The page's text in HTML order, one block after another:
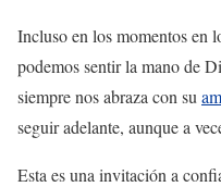
Incluso en los momentos en
podemos sentir la mano de
siempre nos abraza con su
seguir adelante, aunque a
Esta es una invitación a